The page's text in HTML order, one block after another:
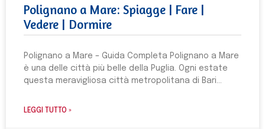
Polignano a Mare: Spiagge | Fare |
Vedere | Dormire
Polignano a Mare – Guida Completa Polignano a Mare
è una delle città più belle della Puglia. Ogni estate
questa meravigliosa città metropolitana di Bari
LEGGI TUTTO »